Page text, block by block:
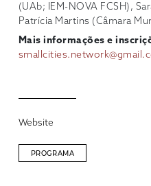
(UAb; IEM-NOVA FCSH),
Patrícia Martins (Câmara
Mais informações e
Website
PROGRAMA